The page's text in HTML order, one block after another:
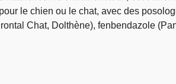
le chien ou le chat, avec des
Chat, Dolthène), fenbendazole